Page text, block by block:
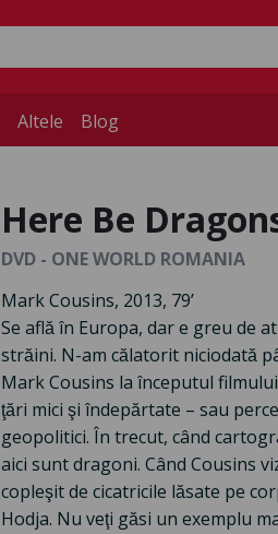
Altele Blog
Here Be
DVD - ONE WORLD ROMANIA
Mark Cousins, 2013, 79’
Se află în Europa, dar e greu de
străini. N-am călatorit niciodată
Mark Cousins la începutul
ţări mici şi îndepărtate – sau
geopolitici. În trecut, când
aici sunt dragoni. Când Cousins
copleşit de cicatricile lăsate pe
Hodja. Nu veţi găsi un exemplu